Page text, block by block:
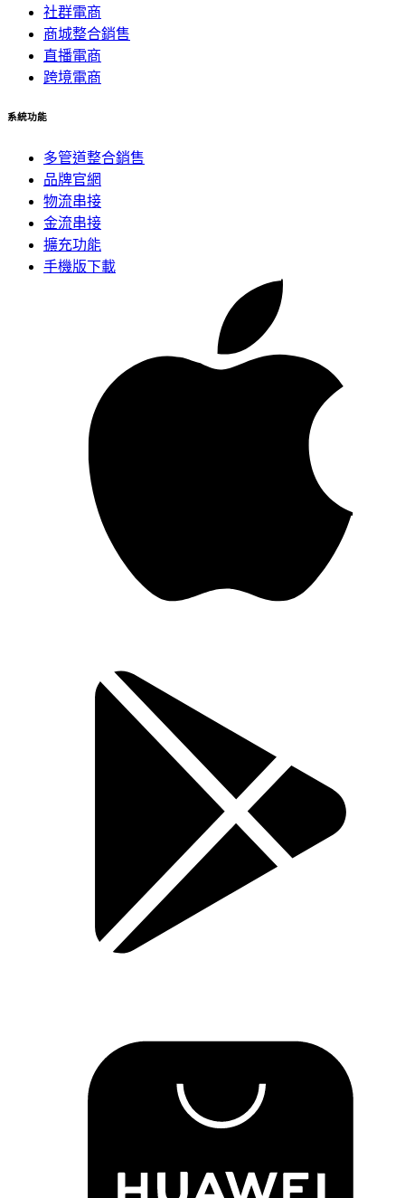
社群電商
商城整合銷售
直播電商
跨境電商
系統功能
多管道整合銷售
品牌官網
物流串接
金流串接
擴充功能
手機版下載